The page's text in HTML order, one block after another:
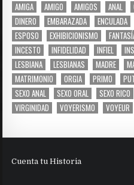
AMIGA AMIGO AMIGOS ANAL
DINERO
EMBARAZADA ENCULADA
ESPOSO
EXHIBICIONISMO
INCESTO
INFIDELIDAD INFIEL
LESBIANA
LESBIANAS MADRE
MATRIMONIO
ORGIA PRIMO
SEXO ANAL
SEXO ORAL SEXO RICO
VIRGINIDAD
VOYERISMO VOYEUR
Cuenta tu Historia